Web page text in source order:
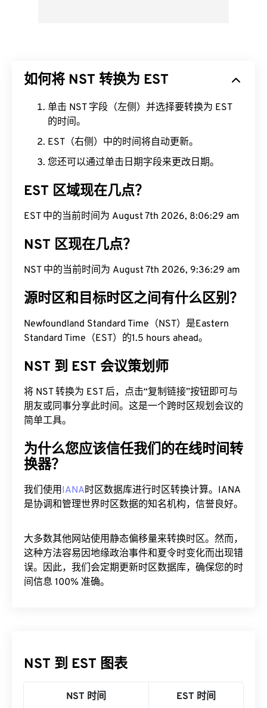
如何将 NST 转换为 EST
单击 NST 字段（左侧）并选择要转换为 EST
的时间。
EST（右侧）中的时间将自动更新。
您还可以通过单击日期字段来更改日期。
EST 区域现在几点？
EST 中的当前时间为 August 7th 2026, 8:06:30 am
NST 区现在几点？
NST 中的当前时间为 August 7th 2026, 9:36:30 am
源时区和目标时区之间有什么区别？
Newfoundland Standard Time（NST）是Eastern
Standard Time（EST）的1.5 hours ahead。
NST 到 EST 会议策划师
将 NST 转换为 EST 后，点击“复制链接”按钮即可与
朋友或同事分享此时间。这是一个跨时区规划会议的
简单工具。
为什么您应该信任我们的在线时间转
换器？
我们使用IANA时区数据库进行时区转换计算。IANA
是协调和管理世界时区数据的知名机构，信誉良好。
大多数其他网站使用静态偏移量来转换时区。然而，
这种方法容易因地缘政治事件和夏令时变化而出现错
误。因此，我们会定期更新时区数据库，确保您的时
间信息 100% 准确。
NST 到 EST 图表
NST 时间 EST 时间